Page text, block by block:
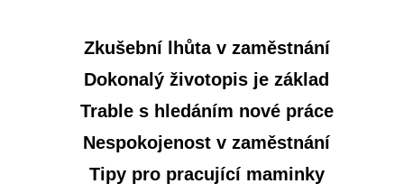
Zkušební lhůta v zaměstnání
Dokonalý životopis je základ
Trable s hledáním nové práce
Nespokojenost v zaměstnání
Tipy pro pracující maminky